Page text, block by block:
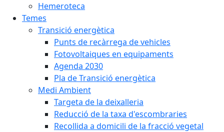
Hemeroteca
Temes
Transició energètica
Punts de recàrrega de vehicles
Fotovoltaiques en equipaments
Agenda 2030
Pla de Transició energètica
Medi Ambient
Targeta de la deixalleria
Reducció de la taxa d'escombraries
Recollida a domicili de la fracció vegetal